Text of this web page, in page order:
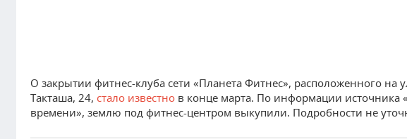
О закрытии фитнес-клуба сети «Планета Фитнес», расположенного на
Такташа, 24, стало известно в конце марта. По информации источника
времени», землю под фитнес-центром выкупили. Подробности не